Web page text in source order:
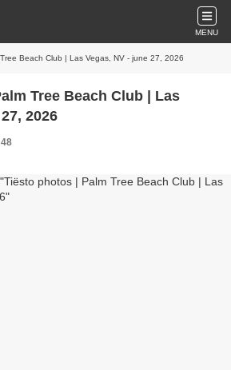
MENU
Beach Club | Las Vegas, NV - june 27, 2026
Tree Beach Club | Las
2026